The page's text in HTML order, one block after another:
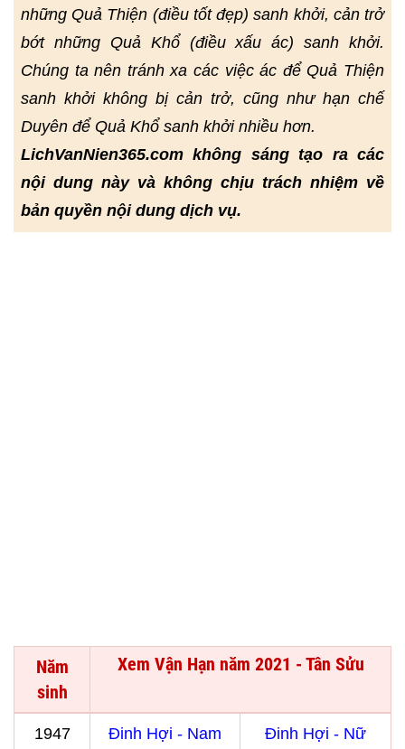
những Quả Thiện (điều tốt đẹp) sanh khởi, cản trở
bớt những Quả Khổ (điều xấu ác) sanh khởi.
Chúng ta nên tránh xa các việc ác để Quả Thiện
sanh khởi không bị cản trở, cũng như hạn chế
Duyên để Quả Khổ sanh khởi nhiều hơn.
LichVanNien365.com không sáng tạo ra các
nội dung này và không chịu trách nhiệm về
bản quyền nội dung dịch vụ.
Năm
sinh
Xem Vận Hạn năm 2021 - Tân Sửu
1947
Đinh Hợi - Nam
Đinh Hợi - Nữ